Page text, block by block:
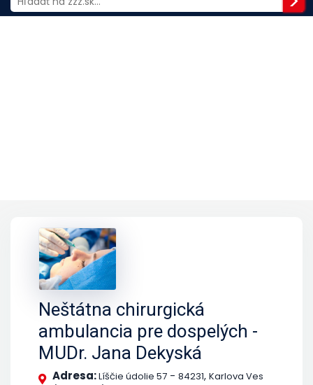
Neštátna chirurgická
ambulancia pre dospelých -
MUDr. Jana Dekyská
Adresa:Líščie údolie 57 - 84231, Karlova Ves